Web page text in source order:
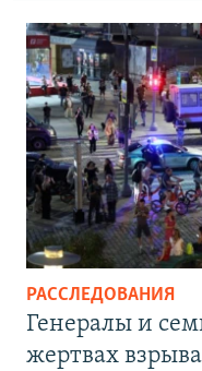
РАССЛЕДОВАНИЯ
Генералы и
жертвах